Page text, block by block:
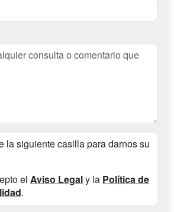
la siguiente casilla para darnos su
el Aviso Legaly la Política de
.